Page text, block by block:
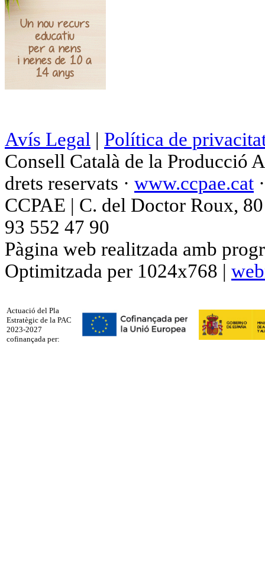
Avís Legal | Política de
Consell Català de la Producció
drets reservats · www.ccpae.cat
CCPAE | C. del Doctor Roux,
93 552 47 90
Pàgina web realitzada amb
Optimitzada per 1024x768 |
Actuació del Pla
Estratègic de la PAC
2023-2027
cofinançada per: